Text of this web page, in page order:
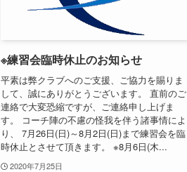
※練習会臨時休止のお知らせ
平素は弊クラブへのご支援、ご協力を賜りま
して、誠にありがとうございます。 直前のご
連絡で大変恐縮ですが、ご連絡申し上げま
す。 コーチ陣の不慮の怪我を伴う諸事情によ
り、 7月26日(日)～8月2日(日)まで練習会を臨
時休止とさせて頂きます。 ※8月6日(木...
2020年7月25日